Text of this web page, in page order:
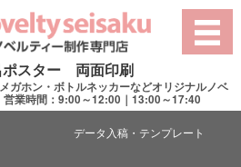
ポスター 両面印刷
ガホン・ボトルネッカーなどオリジナルノベ
業時間：9:00～12:00｜13:00～17:40
データ入稿・テンプレート